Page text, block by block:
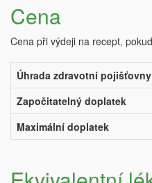
Cena
Cena při výdeji na recept,
Úhrada zdravotní pojišťovny
Započitatelný doplatek
Maximální doplatek